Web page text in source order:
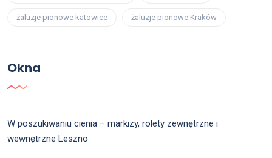
żaluzje pionowe katowice żaluzje pionowe Kraków
Okna
W poszukiwaniu cienia – markizy, rolety zewnętrzne i
wewnętrzne Leszno